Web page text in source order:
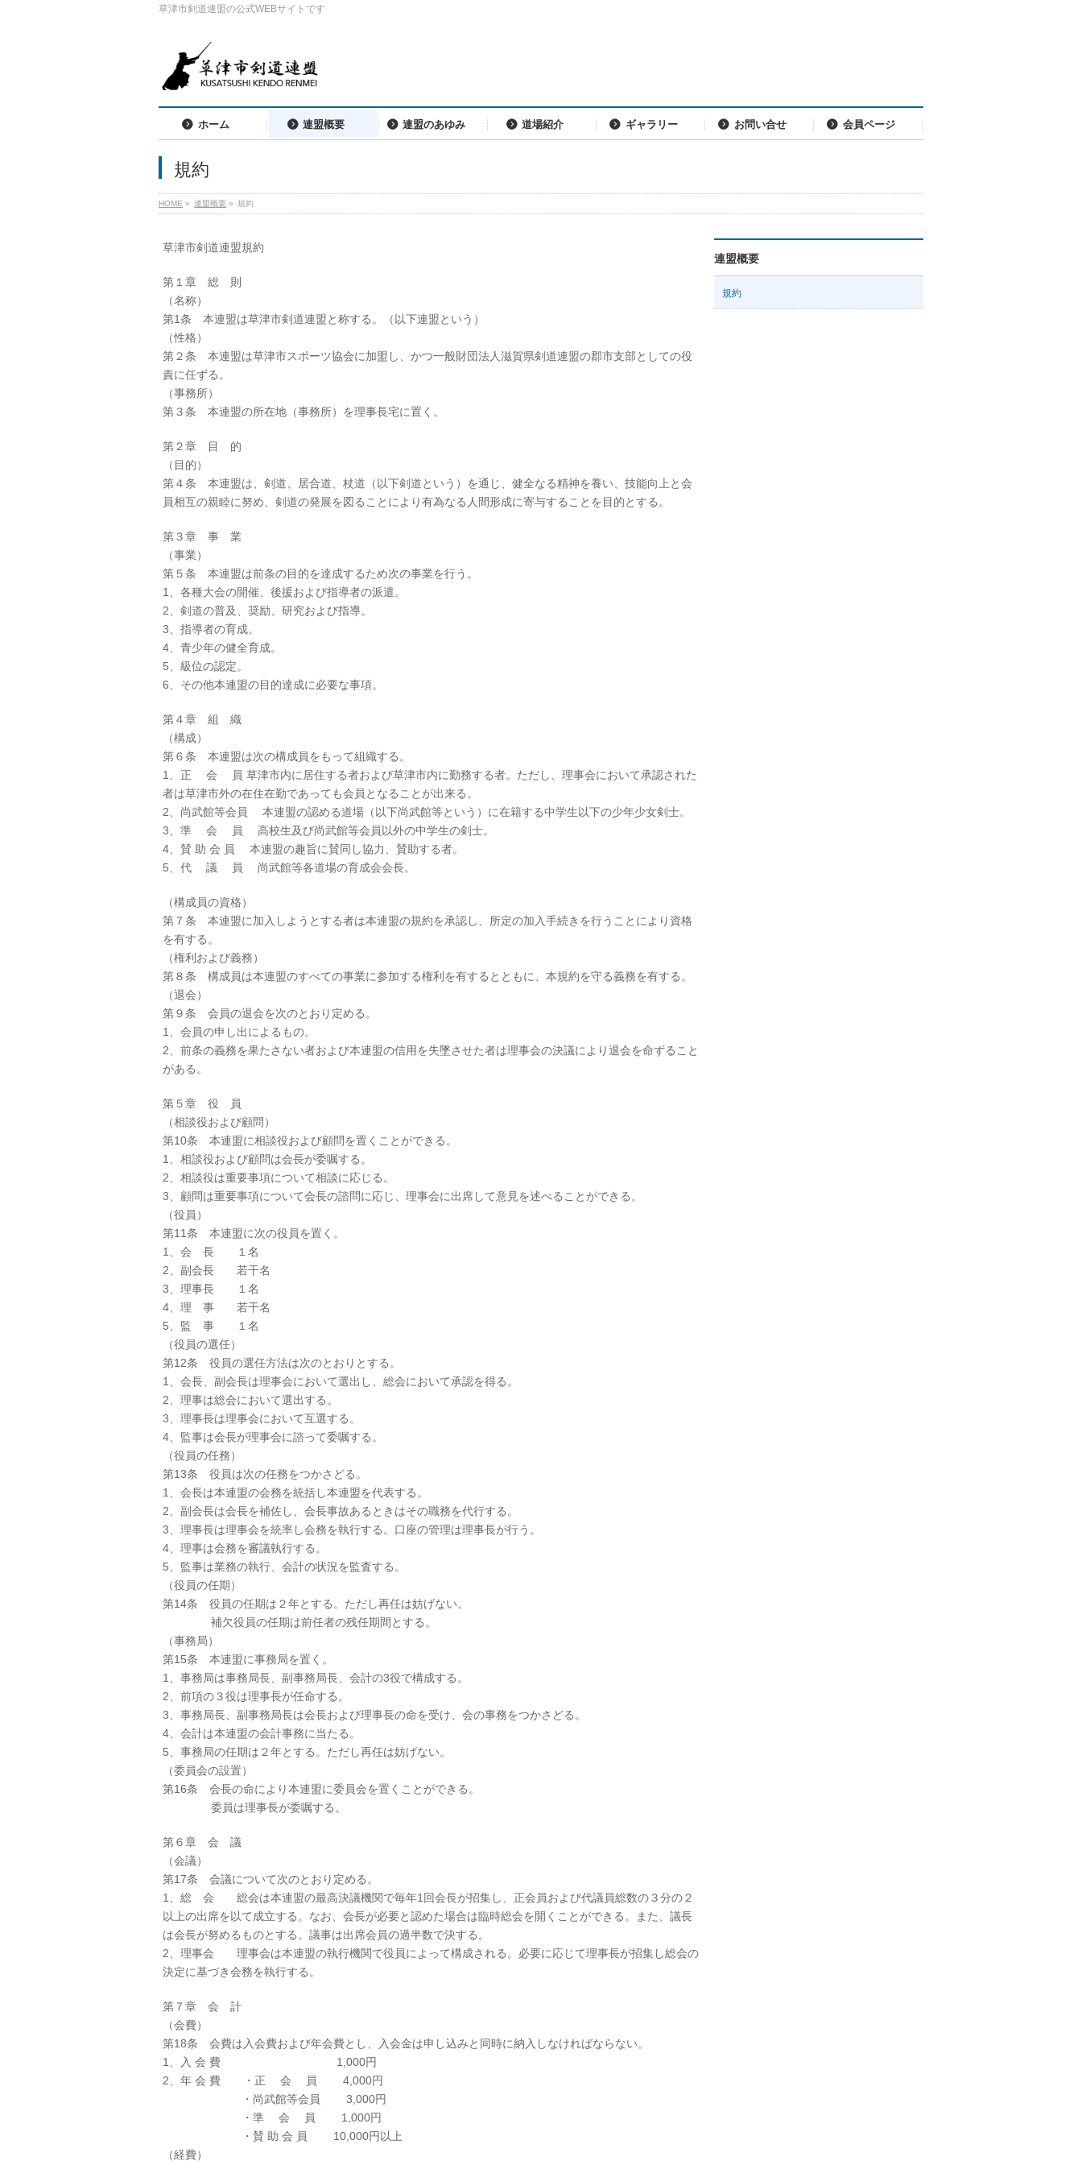
草津市剣道連盟の公式WEBサイトです
ホーム 連盟概要 連盟のあゆみ 道場紹介 ギャラリー お問い合せ 会員ページ
規約
HOME » 連盟概要 » 規約
草津市剣道連盟規約
第１章 総 則
（名称）
第1条 本連盟は草津市剣道連盟と称する。（以下連盟という）
（性格）
第２条 本連盟は草津市スポーツ協会に加盟し、かつ一般財団法人滋賀県剣道連盟の郡市支部としての役
責に任ずる。
（事務所）
第３条 本連盟の所在地（事務所）を理事長宅に置く。
第２章 目 的
（目的）
第４条 本連盟は、剣道、居合道、杖道（以下剣道という）を通じ、健全なる精神を養い、技能向上と会
員相互の親睦に努め、剣道の発展を図ることにより有為なる人間形成に寄与することを目的とする。
第３章 事 業
（事業）
第５条 本連盟は前条の目的を達成するため次の事業を行う。
1、各種大会の開催、後援および指導者の派遣。
2、剣道の普及、奨励、研究および指導。
3、指導者の育成。
4、青少年の健全育成。
5、級位の認定。
6、その他本連盟の目的達成に必要な事項。
第４章 組 織
（構成）
第６条 本連盟は次の構成員をもって組織する。
1、正 会 員 草津市内に居住する者および草津市内に勤務する者。ただし、理事会において承認された
者は草津市外の在住在勤であっても会員となることが出来る。
2、尚武館等会員 本連盟の認める道場（以下尚武館等という）に在籍する中学生以下の少年少女剣士。
3、準 会 員 高校生及び尚武館等会員以外の中学生の剣士。
4、賛 助 会 員 本連盟の趣旨に賛同し協力、賛助する者。
5、代 議 員 尚武館等各道場の育成会会長。
（構成員の資格）
第７条 本連盟に加入しようとする者は本連盟の規約を承認し、所定の加入手続きを行うことにより資格
を有する。
（権利および義務）
第８条 構成員は本連盟のすべての事業に参加する権利を有するとともに、本規約を守る義務を有する。
（退会）
第９条 会員の退会を次のとおり定める。
1、会員の申し出によるもの。
2、前条の義務を果たさない者および本連盟の信用を失墜させた者は理事会の決議により退会を命ずること
がある。
第５章 役 員
（相談役および顧問）
第10条 本連盟に相談役および顧問を置くことができる。
1、相談役および顧問は会長が委嘱する。
2、相談役は重要事項について相談に応じる。
3、顧問は重要事項について会長の諮問に応じ、理事会に出席して意見を述べることができる。
（役員）
第11条 本連盟に次の役員を置く。
1、会 長 １名
2、副会長 若干名
3、理事長 １名
4、理 事 若干名
5、監 事 １名
（役員の選任）
第12条 役員の選任方法は次のとおりとする。
1、会長、副会長は理事会において選出し、総会において承認を得る。
2、理事は総会において選出する。
3、理事長は理事会において互選する。
4、監事は会長が理事会に諮って委嘱する。
（役員の任務）
第13条 役員は次の任務をつかさどる。
1、会長は本連盟の会務を統括し本連盟を代表する。
2、副会長は会長を補佐し、会長事故あるときはその職務を代行する。
3、理事長は理事会を統率し会務を執行する。口座の管理は理事長が行う。
4、理事は会務を審議執行する。
5、監事は業務の執行、会計の状況を監査する。
（役員の任期）
第14条 役員の任期は２年とする。ただし再任は妨げない。
補欠役員の任期は前任者の残任期間とする。
（事務局）
第15条 本連盟に事務局を置く。
1、事務局は事務局長、副事務局長、会計の3役で構成する。
2、前項の３役は理事長が任命する。
3、事務局長、副事務局長は会長および理事長の命を受け、会の事務をつかさどる。
4、会計は本連盟の会計事務に当たる。
5、事務局の任期は２年とする。ただし再任は妨げない。
（委員会の設置）
第16条 会長の命により本連盟に委員会を置くことができる。
委員は理事長が委嘱する。
第６章 会 議
（会議）
第17条 会議について次のとおり定める。
1、総 会 総会は本連盟の最高決議機関で毎年1回会長が招集し、正会員および代議員総数の３分の２
以上の出席を以て成立する。なお、会長が必要と認めた場合は臨時総会を開くことができる。また、議長
は会長が努めるものとする。議事は出席会員の過半数で決する。
2、理事会 理事会は本連盟の執行機関で役員によって構成される。必要に応じて理事長が招集し総会の
決定に基づき会務を執行する。
第７章 会 計
（会費）
第18条 会費は入会費および年会費とし、入会金は申し込みと同時に納入しなければならない。
1、入 会 費 1,000円
2、年 会 費 ・正 会 員 4,000円
・尚武館等会員 3,000円
・準 会 員 1,000円
・賛 助 会 員 10,000円以上
（経費）
連盟概要
規約